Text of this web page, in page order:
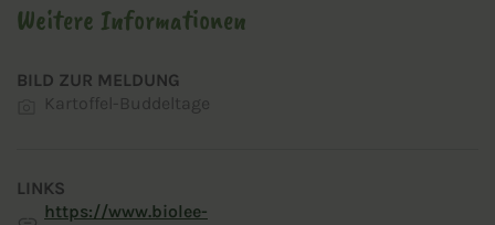
Weitere Informationen
BILD ZUR MELDUNG
Kartoffel-Buddeltage
LINKS
https://www.biolee-